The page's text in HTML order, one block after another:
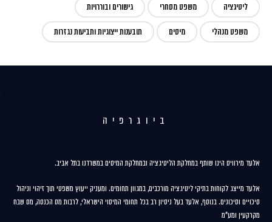
ליטיגציה משפט מסחרי גישורים ובוררויות
משפט מנהלי מיסים תובענות ייצוגיות ותביעות נגזרות
ביוגרפיה
אלעד מירוויס הינו שותף במחלקת הליטיגציה ובמחלקת המיסים במשרדנו בתל אביב.
אלעד מייצג לקוחות בתיקי ליטיגציה מורכבים, במגוון תחומים. ומעניק ייעוץ משפטי תוך זיהוי וניהול
סיכויים וסיכונים. בנוסף, אלעד בעל ניסיון רב בכל תחומי המיסוי הישראלי, לרבות מס הכנסה, מס שבח
מקרקעין ומע"מ